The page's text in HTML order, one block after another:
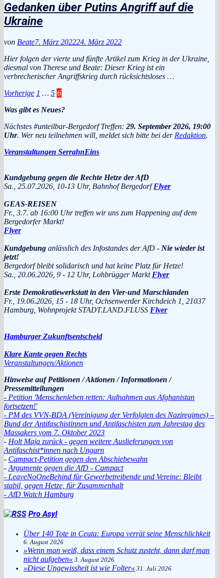
Gedanken über Putins Angriff auf die
Ukraine
von Beate7. März 202224. März 2022
Hier folgen der vierte und fünfte Artikel zum Krieg in der Ukraine,
diesmal von Therese und Beate: Dieser Krieg ist ein
verbrecherischer Angriffskrieg durch rücksichtsloses …
Seitennummerierung
der
Beiträge
Vorherige 1 … 5 6
Was gibt es Neues?
Nächstes #unteilbar-Bergedorf Treffen: 29. September 2026, 19:00
Uhr. Wer neu teilnehmen will, meldet sich bitte bei der Redaktion.
Veranstaltungen SerrahnEins
Kundgebung gegen die Rechte Hetze der AfD
Sa., 25.07.2026, 10-13 Uhr, Bahnhof BergedorfFlyer
GEAS-REISEN
Fr., 3.7. ab 16:00 Uhr treffen wir uns zum Happening auf dem
Bergedorfer Markt!
Flyer
Kundgebung anlässlich des Infostandes der AfD - Nie wieder ist
jetzt!
Bergedorf bleibt solidarisch und hat keine Platz für Hetze!
Sa., 20.06.2026, 9 - 12 Uhr, Lohbrügger Markt Flyer
Erste Demokratiewerkstatt in den Vier-und Marschlanden
Fr., 19.06.2026, 15 - 18 Uhr, Ochsenwerder Kirchdeich 1, 21037
Hamburg, Wohnprojekt STADT.LAND.FLUSS Flyer
Hamburger Zukunftsentscheid
Klare Kante gegen Rechts
Veranstaltungen/Aktionen
Hinweise auf Petitionen / Aktionen / Informationen /
Pressemitteilungen
- Petition 'Menschenleben retten: Aufnahmen aus Afghanistan
fortsetzen!'
- PM des VVN-BDA (Vereinigung der Verfolgten des Naziregimes) –
Bund der Antifaschistinnen und Antifaschisten zum Jahrestag des
Massakers vom 7. Oktober 2023
- Holt Maja zurück - gegen weitere Auslieferungen von
Antifaschist*innen nach Ungarn
- Campact-Petition gegen den Abschiebewahn
- Argumente gegen die AfD - Campact
- LeaveNoOneBehind für Gewerbetreibende und Vereine: Bleibt
stabil, gegen Hetze, für Zusammenhalt
- AfD Watch Hamburg
Pro Asyl
Über 140 Tote in Ceuta: Europa verrät seine Menschlichkeit
6. August 2026
»Wenn man weiß, dass einem Schutz zusteht, dann darf man
nicht aufgeben« 3. August 2026
»Diese Ungewissheit ist wie Folter« 31. Juli 2026